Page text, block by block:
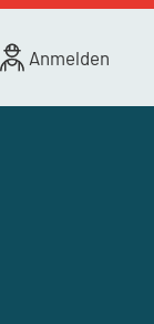
Anmelden